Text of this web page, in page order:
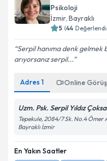
Psikoloji
İzmir, Bayraklı
5 (44
Serpil hanıma denk gelmek
arıyorsanız serpil...
Adres 1 Online
Uzm. Psk. Serpil Yıldız
Tepekule, 2084/7 Sk. No.4 Ömer
Bayraklı İzmir
En Yakın Saatler